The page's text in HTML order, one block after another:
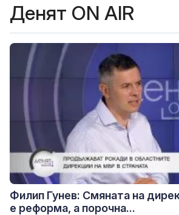
Денят ON AIR
Филип Гунев: Смяната на
е реформа, а порочна...